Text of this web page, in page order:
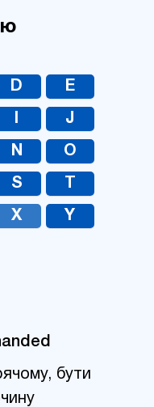
D E
J
N O
S
X Y
бути